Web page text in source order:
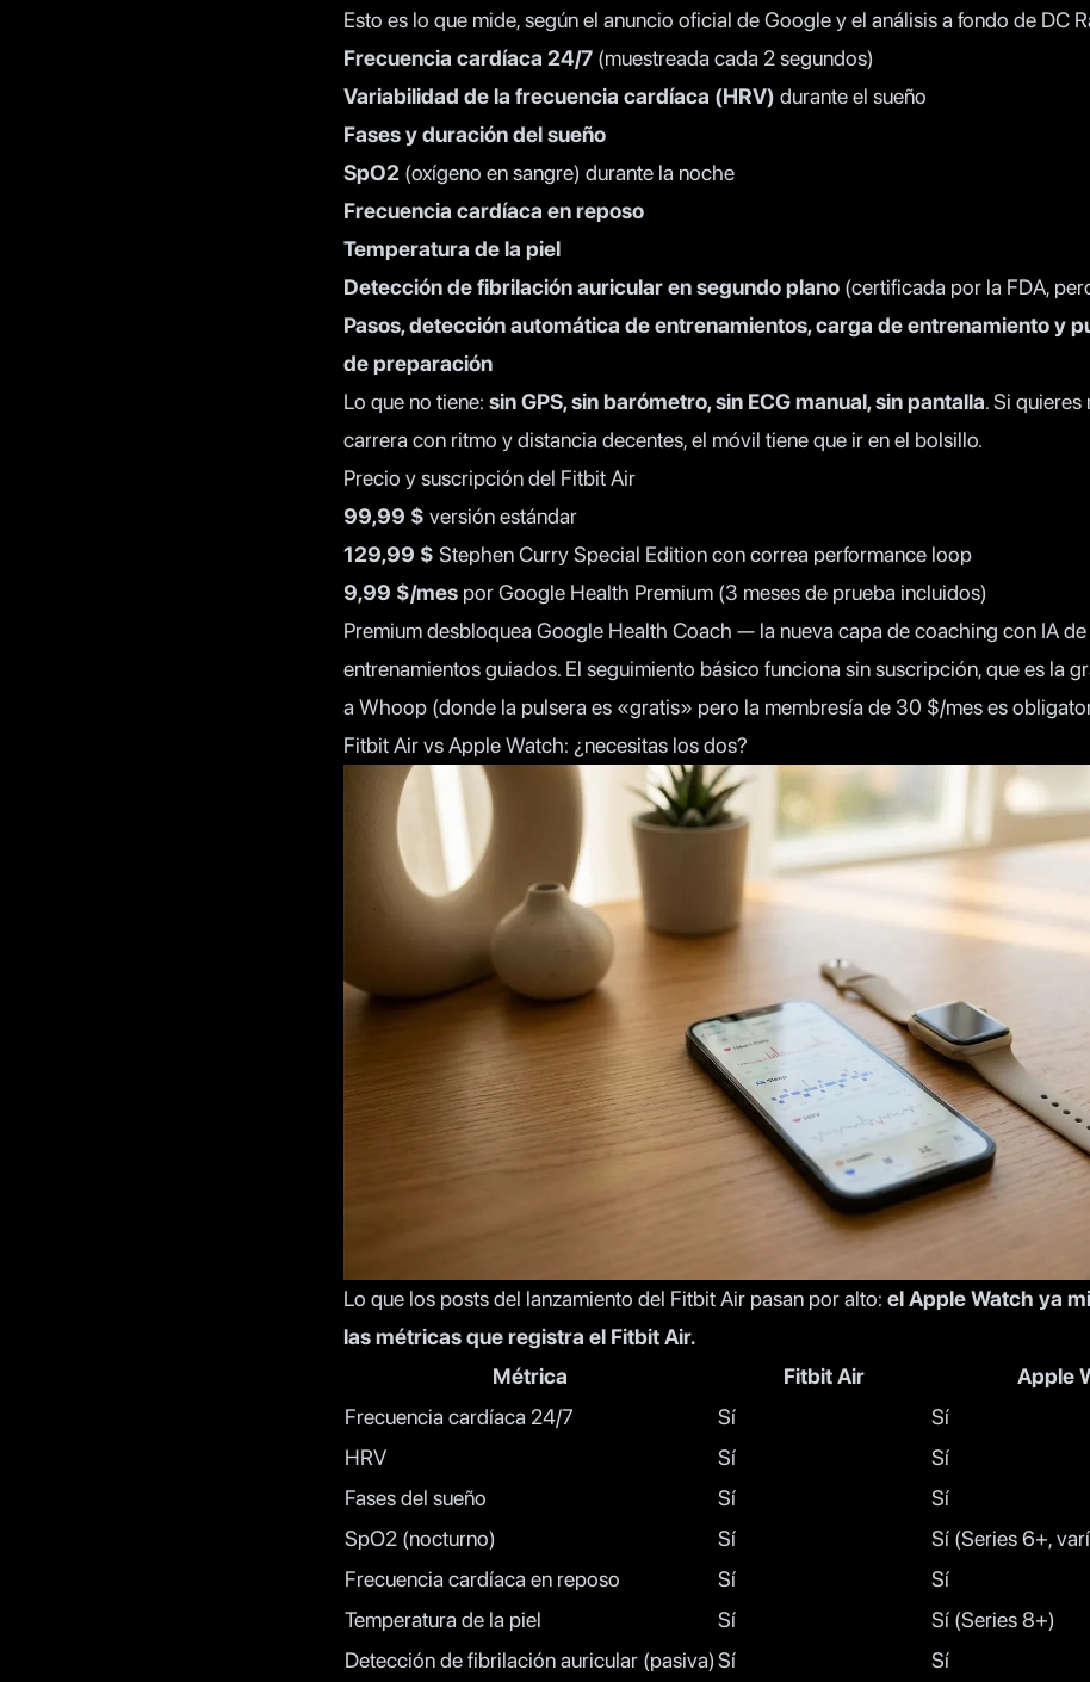
Esto es lo que mide, según el anuncio oficial de Googley el análisis a fondo de DC
Frecuencia cardíaca 24/7 (muestreada cada 2 segundos)
Variabilidad de la frecuencia cardíaca (HRV) durante el sueño
Fases y duración del sueño
SpO2 (oxígeno en sangre) durante la noche
Frecuencia cardíaca en reposo
Temperatura de la piel
Detección de fibrilación auricular en segundo plano (certificada por la FDA,
Pasos, detección automática de entrenamientos, carga de entrenamiento y
de preparación
Lo que no tiene: sin GPS, sin barómetro, sin ECG manual, sin pantalla. Si quieres
carrera con ritmo y distancia decentes, el móvil tiene que ir en el bolsillo.
Precio y suscripción del Fitbit Air
99,99 $ versión estándar
129,99 $ Stephen Curry Special Edition con correa performance loop
9,99 $/mes por Google Health Premium (3 meses de prueba incluidos)
Premium desbloquea Google Health Coach — la nueva capa de coaching con IA
entrenamientos guiados. El seguimiento básico funciona sin suscripción, que es la
a Whoop (donde la pulsera es «gratis» pero la membresía de 30 $/mes es
Fitbit Air vs Apple Watch: ¿necesitas los dos?
Lo que los posts del lanzamiento del Fitbit Air pasan por alto: el Apple Watch ya
las métricas que registra el Fitbit Air.
Métrica
Fitbit Air
Apple
Frecuencia cardíaca 24/7
Sí
Sí
HRV
Sí
Sí
Fases del sueño
Sí
Sí
SpO2 (nocturno)
Sí
Sí (Series 6+,
Frecuencia cardíaca en reposo
Sí
Sí
Temperatura de la piel
Sí
Sí (Series 8+)
Detección de fibrilación auricular (pasiva)Sí
Sí